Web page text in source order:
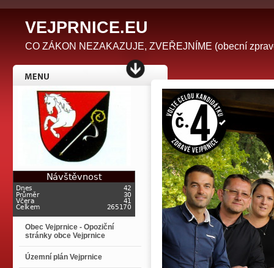
VEJPRNICE.EU
CO ZÁKON NEZAKAZUJE, ZVEŘEJNÍME (obecní
Obec Vejprnice - Opoziční
stránky obce Vejprnice
Územní plán Vejprnice